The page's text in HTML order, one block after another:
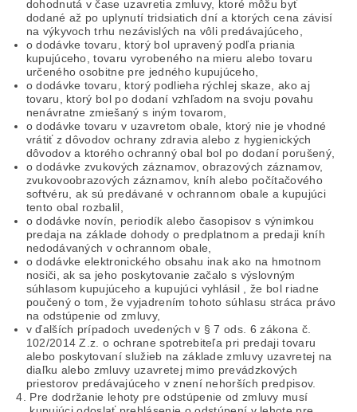
dohodnutá v čase uzavretia zmluvy, ktoré môžu byť
dodané až po uplynutí tridsiatich dní a ktorých cena závisí
na výkyvoch trhu nezávislých na vôli predávajúceho,
o dodávke tovaru, ktorý bol upravený podľa priania
kupujúceho, tovaru vyrobeného na mieru alebo tovaru
určeného osobitne pre jedného kupujúceho,
o dodávke tovaru, ktorý podlieha rýchlej skaze, ako aj
tovaru, ktorý bol po dodaní vzhľadom na svoju povahu
nenávratne zmiešaný s iným tovarom,
o dodávke tovaru v uzavretom obale, ktorý nie je vhodné
vrátiť z dôvodov ochrany zdravia alebo z hygienických
dôvodov a ktorého ochranný obal bol po dodaní porušený,
o dodávke zvukových záznamov, obrazových záznamov,
zvukovoobrazových záznamov, kníh alebo počítačového
softvéru, ak sú predávané v ochrannom obale a kupujúci
tento obal rozbalil,
o dodávke novín, periodík alebo časopisov s výnimkou
predaja na základe dohody o predplatnom a predaji kníh
nedodávaných v ochrannom obale,
o dodávke elektronického obsahu inak ako na hmotnom
nosiči, ak sa jeho poskytovanie začalo s výslovným
súhlasom kupujúceho a kupujúci vyhlásil , že bol riadne
poučený o tom, že vyjadrením tohoto súhlasu stráca právo
na odstúpenie od zmluvy,
v ďalších prípadoch uvedených v § 7 ods. 6 zákona č.
102/2014 Z.z. o ochrane spotrebiteľa pri predaji tovaru
alebo poskytovaní služieb na základe zmluvy uzavretej na
diaľku alebo zmluvy uzavretej mimo prevádzkových
priestorov predávajúceho v znení nehorších predpisov.
Pre dodržanie lehoty pre odstúpenie od zmluvy musí